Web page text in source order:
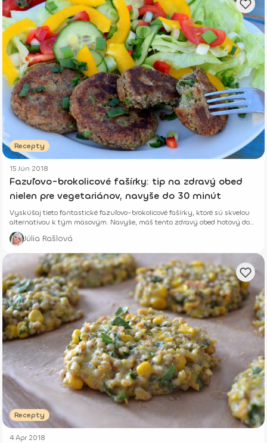
Recepty
15 Jún 2018
Fazuľovo-brokolicové fašírky: tip na zdravý obed
nielen pre vegetariánov, navyše do 30 minút
Vyskúšaj tieto fantastické fazuľovo-brokolicové fašírky, ktoré sú skvelou
alternatívou k tým mäsovým. Navyše, máš tento zdravý obed hotový do
30 minút.
Júlia Rašlová
Recepty
4 Apr 2018